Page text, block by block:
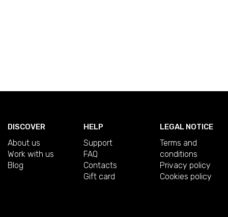
DISCOVER
About us
Work with us
Blog
HELP
Support
FAQ
Contacts
Gift card
LEGAL NOTICE
Terms and
conditions
Privacy policy
Cookies policy